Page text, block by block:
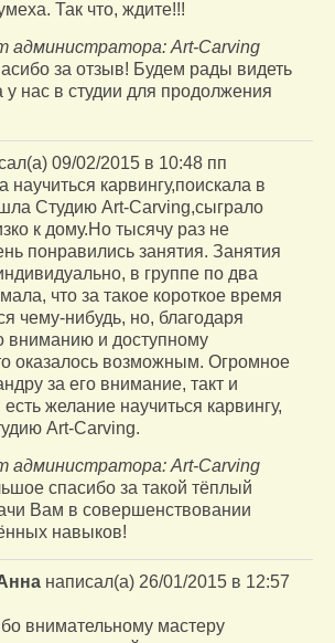
Так что, ждите!!!
администратора: Art-Carving
за отзыв! Будем рады видеть
у нас в студии для продолжения
09/02/2015 в 10:48 пп
научиться карвингу,поискала в
Студию Art-Carving,сыграло
к дому.Но тысячу раз не
понравились занятия. Занятия
в группе по два
что за такое короткое время
чему-нибудь, но, благодаря
вниманию и доступному
оказалось возможным. Огромное
за его внимание, такт и
желание научиться карвингу,
Art-Carving.
администратора: Art-Carving
спасибо за такой тёплый
Вам в совершенствовании
навыков!
написал(а) 26/01/2015 в 12:57
внимательному мастеру